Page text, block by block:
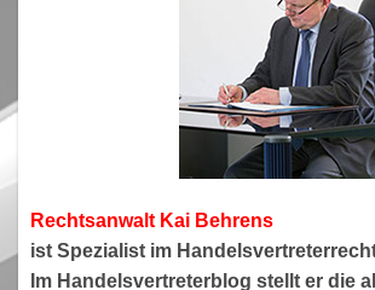
Rechtsanwalt Kai Behrens
ist Spezialist im
Im Handelsvertreterblog stellt er die